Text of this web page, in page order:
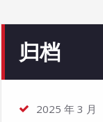
归档
2025 年 3 月